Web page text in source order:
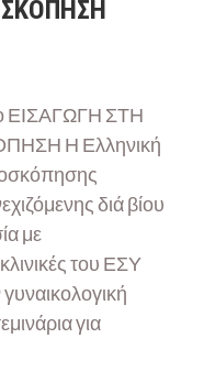
ΕΙΣΑΓΩΓΗ ΣΤΗ
Η Ελληνική
διά βίου
με
του ΕΣΥ
για